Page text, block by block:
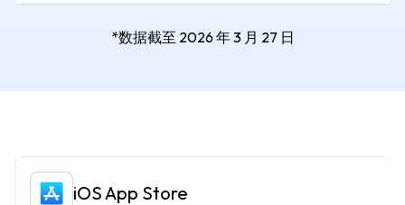
*数据截至 2026 年 3 月 27 日
iOS App Store